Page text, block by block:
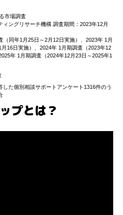
市場調査
ングリサーチ機構調査期間：2023年12月
同年1月25日～2月12日実施）、2023年 1月
16日実施）、2024年 1月期調査（2023年12
年 1月期調査（2024年12月23日～2025年1
した個別相談サポートアンケート1316件のう
プとは？